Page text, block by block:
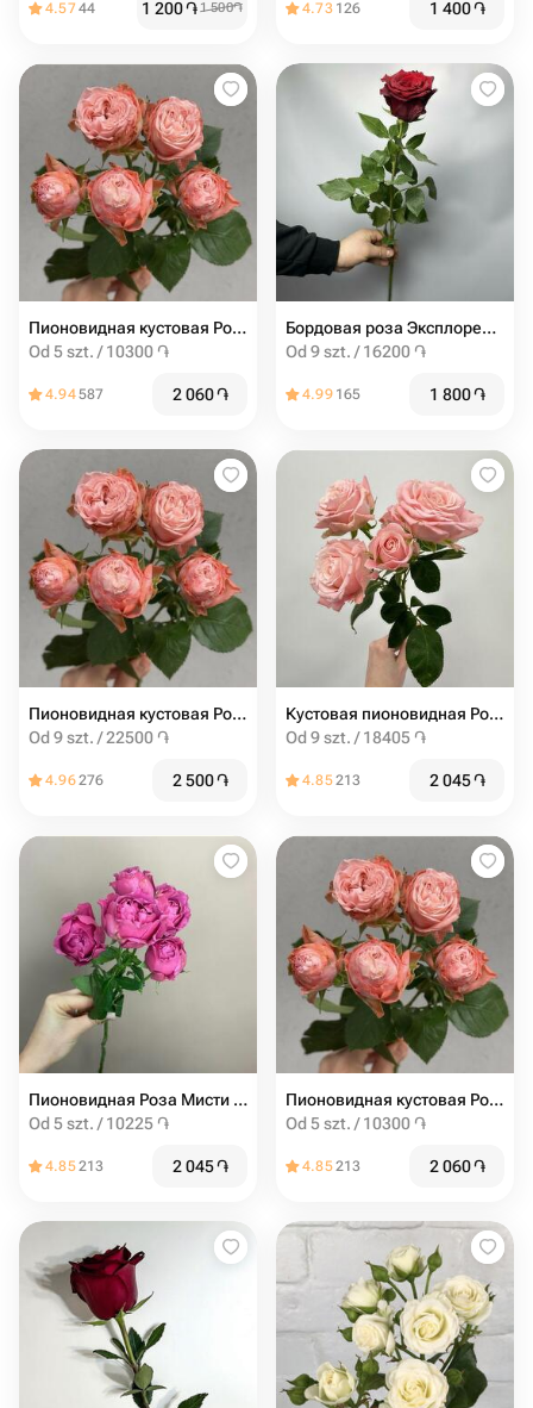
4.5744 1 200֏1 500֏ 4.73 126 1 400֏
Пионовидная кустовая Роза Madam Bombastic штучно (от 5 шт)
Od 5 szt. / 10300 ֏
4.94587 2 060֏
Бордовая роза Эксплорер 60 см
Od 9 szt. / 16200 ֏
4.99 165 1 800֏
Пионовидная кустовая Роза Madam Bombastic штучно
Od 9 szt. / 22500 ֏
4.96276 2 500֏
Кустовая пионовидная Роза мадам бомбастик от 9шт
Od 9 szt. / 18405 ֏
4.85213 2 045֏
Пионовидная Роза Мисти баблс от 5шт
Od 5 szt. / 10225 ֏
4.85213 2 045֏
Пионовидная кустовая Роза Madam Bombastic штучно (от 5 шт)
Od 5 szt. / 10300 ֏
4.85213 2 060֏